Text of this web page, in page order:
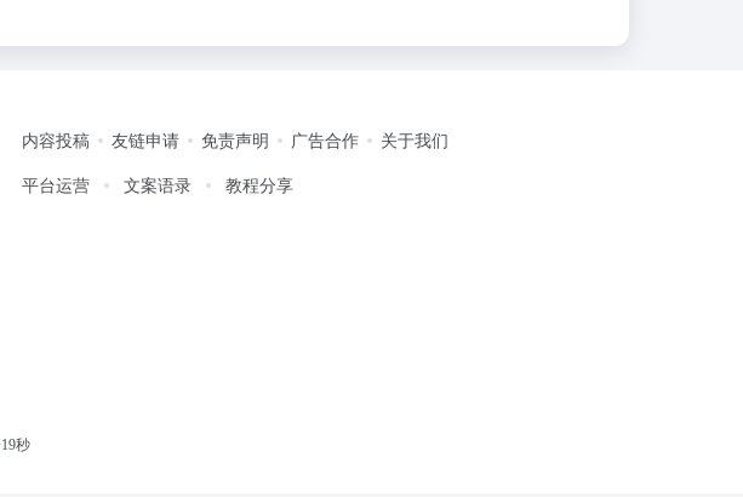
内容投稿 友链申请 免责声明 广告合作 关于我们
平台运营 文案语录 教程分享
秒